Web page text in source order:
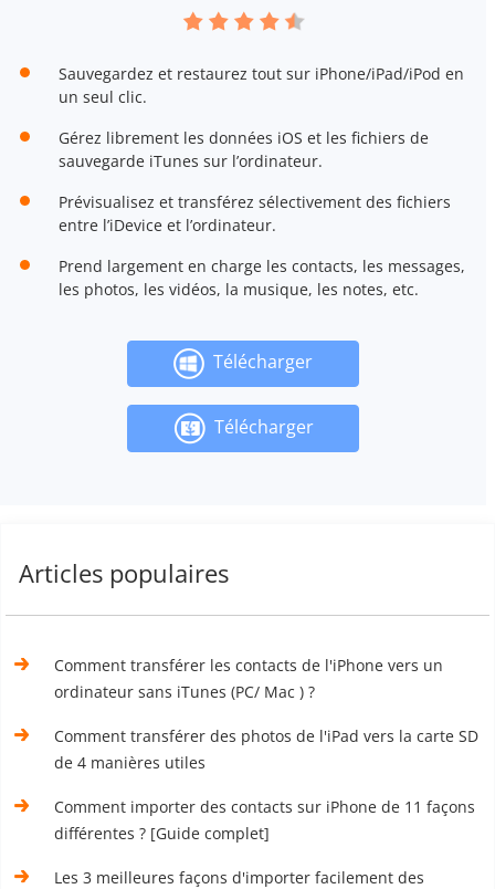
Sauvegardez et restaurez tout sur iPhone/iPad/iPod en
un seul clic.
Gérez librement les données iOS et les fichiers de
sauvegarde iTunes sur l’ordinateur.
Prévisualisez et transférez sélectivement des fichiers
entre l’iDevice et l’ordinateur.
Prend largement en charge les contacts, les messages,
les photos, les vidéos, la musique, les notes, etc.
Télécharger
Télécharger
Articles populaires
Comment transférer les contacts de l'iPhone vers un
ordinateur sans iTunes (PC/ Mac ) ?
Comment transférer des photos de l'iPad vers la carte SD
de 4 manières utiles
Comment importer des contacts sur iPhone de 11 façons
différentes ? [Guide complet]
Les 3 meilleures façons d'importer facilement des